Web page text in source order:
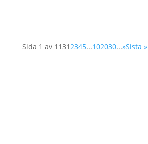
Sida 1 av 1131 2345...102030...»Sista »